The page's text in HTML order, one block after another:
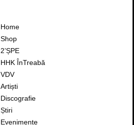
Home
Shop
2’ȘPE
HHK ÎnTreabă
VDV
Artiști
Discografie
Știri
Evenimente